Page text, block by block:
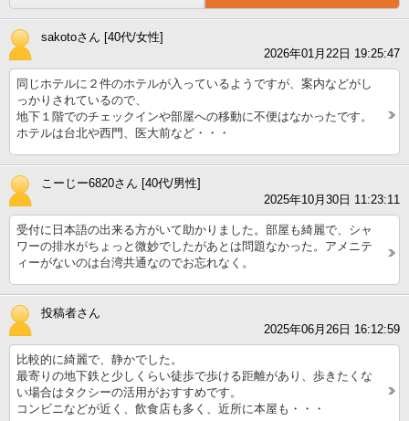
sakotoさん [40代/女性]
2026年01月22日 19:25:47
同じホテルに２件のホテルが入っているようですが、案内などがし
っかりされているので、
地下１階でのチェックインや部屋への移動に不便はなかったです。
ホテルは台北や西門、医大前など・・・
こーじー6820さん [40代/男性]
2025年10月30日 11:23:11
受付に日本語の出来る方がいて助かりました。部屋も綺麗で、シャ
ワーの排水がちょっと微妙でしたがあとは問題なかった。アメニテ
ィーがないのは台湾共通なのでお忘れなく。
投稿者さん
2025年06月26日 16:12:59
比較的に綺麗で、静かでした。
最寄りの地下鉄と少しくらい徒歩で歩ける距離があり、歩きたくな
い場合はタクシーの活用がおすすめです。
コンビニなどが近く、飲食店も多く、近所に本屋も・・・